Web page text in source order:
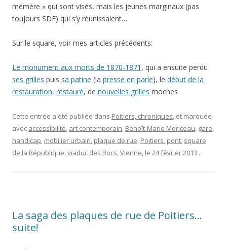
mémère » qui sont visés, mais les jeunes marginaux (pas
toujours SDF) qui s’y réunissaient…
Sur le square, voir mes articles précédents:
Le monument aux morts de 1870-1871 , qui a ensuite perdu
ses grilles puis sa patine (la presse en parle), le début de la
restauration, restauré, de nouvelles grilles moches
Cette entrée a été publiée dans Poitiers, chroniques, et marquée
avec accessibilité, art contemporain, Benoît-Marie Moriceau, gare,
handicap, mobilier urbain, plaque de rue, Poitiers, pont, square
de la République,viaduc des Rocs,Vienne, le 24 février 2013 .
La saga des plaques de rue de Poitiers…
suite!